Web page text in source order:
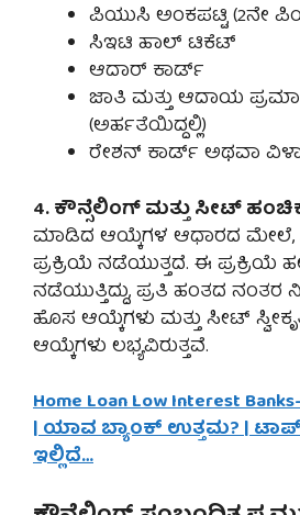
ಪಿಯುಸಿ ಅಂಕಪಟ್ಟಿ (2ನೇ
ಸಿಇಟಿ ಹಾಲ್ ಟಿಕೆಟ್
ಆದಾರ್ ಕಾರ್ಡ್
ಜಾತಿ ಮತ್ತು ಆದಾಯ
(ಅರ್ಹತೆಯಿದ್ದಲ್ಲಿ)
ರೇಶನ್ ಕಾರ್ಡ್ ಅಥವಾ
4. ಕೌನ್ಸೆಲಿಂಗ್ ಮತ್ತು ಸೀಟ್
ಮಾಡಿದ ಆಯ್ಕೆಗಳ ಆಧಾರದ ಮೇಲೆ,
ಪ್ರಕ್ರಿಯೆ ನಡೆಯುತ್ತದೆ. ಈ ಪ್ರಕ್ರಿಯೆ
ನಡೆಯುತ್ತಿದ್ದು, ಪ್ರತಿ ಹಂತದ
ಹೊಸ ಆಯ್ಕೆಗಳು ಮತ್ತು ಸೀಟ್
ಆಯ್ಕೆಗಳು ಲಭ್ಯವಿರುತ್ತವೆ.
Home Loan Low Interest
| ಯಾವ ಬ್ಯಾಂಕ್ ಉತ್ತಮ? | ಟಾಪ್
ಇಲ್ಲಿದೆ…